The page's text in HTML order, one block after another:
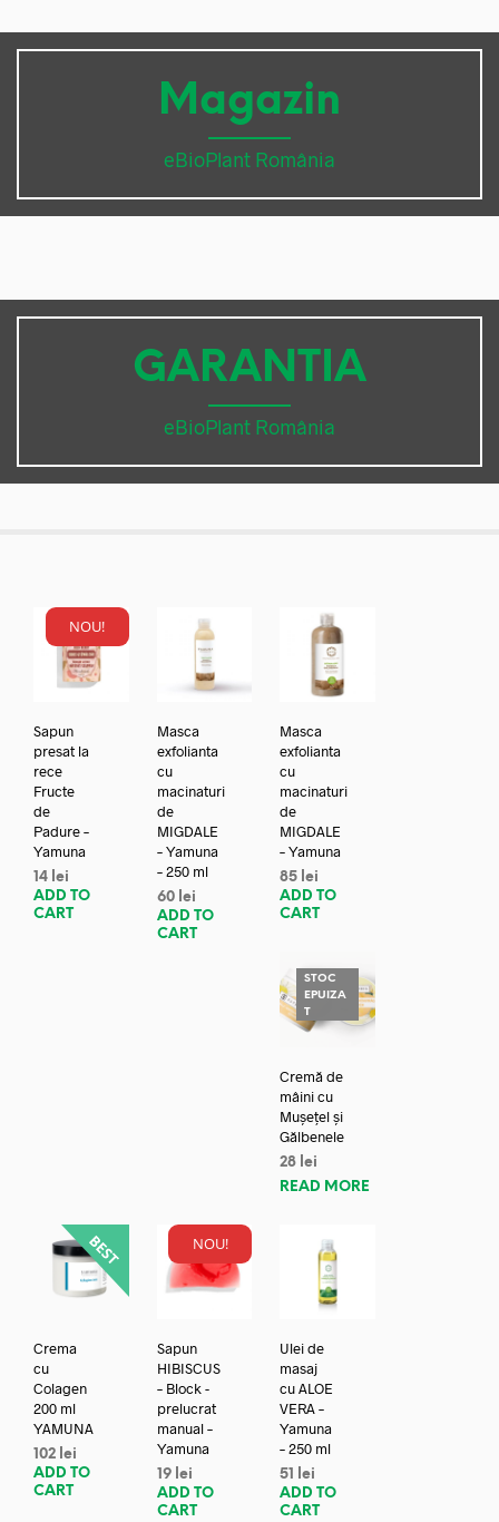
Magazin
eBioPlant România
GARANTIA
eBioPlant România
NOU!
Sapun
presat la
rece
Fructe
de
Padure –
Yamuna
14 lei
ADD TO
CART
Masca
exfolianta
cu
macinaturi
de
MIGDALE
– Yamuna
– 250 ml
60 lei
ADD TO
CART
Masca
exfolianta
cu
macinaturi
de
MIGDALE
– Yamuna
85 lei
ADD TO
CART
STOC
EPUIZA
T
Cremă de
mâini cu
Mușețel și
Gălbenele
28 lei
READ MORE
Crema
cu
Colagen
200 ml
YAMUNA
102 lei
ADD TO
CART
NOU!
Sapun
HIBISCUS
– Block -
prelucrat
manual –
Yamuna
19 lei
ADD TO
CART
Ulei de
masaj
cu ALOE
VERA –
Yamuna
– 250 ml
51
lei
ADD TO
CART